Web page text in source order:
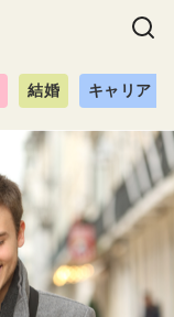
結婚 キャリア